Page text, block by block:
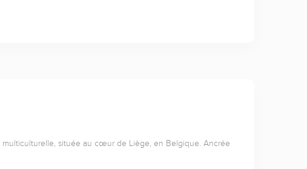
située au cœur de Liège, en Belgique. Ancrée